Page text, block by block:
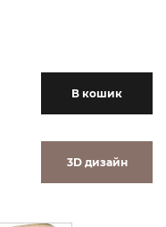
В кошик
3D дизайн